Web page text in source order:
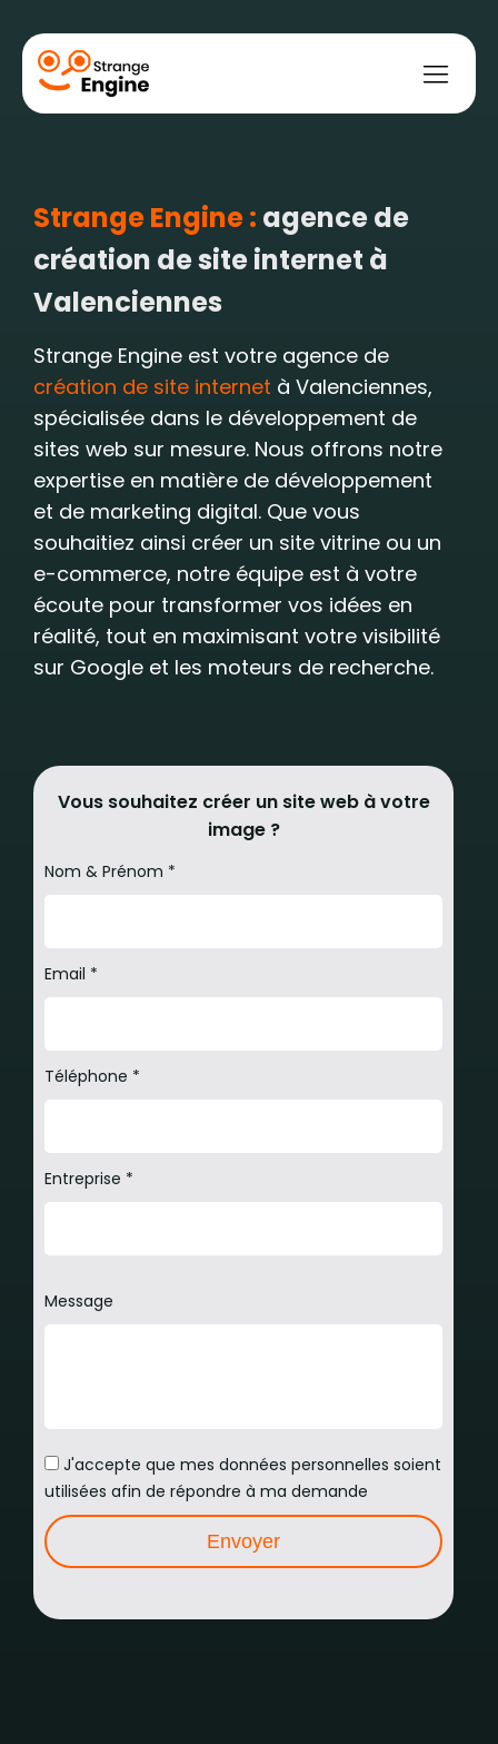
naturel
payant
webStrange Engine : agence de
création de site internet à
Valenciennes
Strange Engine est votre agence de
création de site internet à Valenciennes,
spécialisée dans le développement de
sites web sur mesure. Nous offrons notre
expertise en matière de développement
et de marketing digital. Que vous
souhaitiez ainsi créer un site vitrine ou un
e-commerce, notre équipe est à votre
écoute pour transformer vos idées en
réalité, tout en maximisant votre visibilité
sur Google et les moteurs de recherche.
Vous souhaitez créer un site web à votre
image ?
Nom & Prénom *
Email *
Téléphone *
Entreprise *
Message
J'accepte que mes données personnelles soient
utilisées afin de répondre à ma demande